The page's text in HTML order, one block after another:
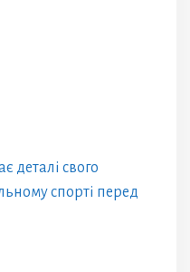
деталі свого
спорті перед